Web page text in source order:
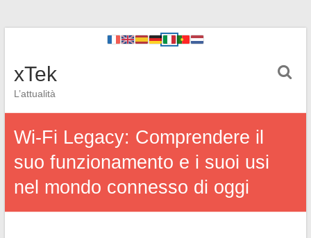
xTek
L’attualità
Wi-Fi Legacy: Comprendere il
suo funzionamento e i suoi usi
nel mondo connesso di oggi